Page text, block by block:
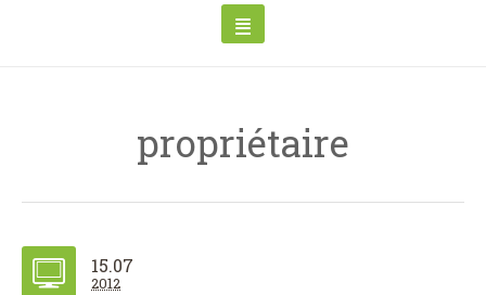
propriétaire
15.07
2012